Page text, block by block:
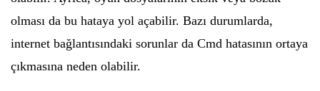
olması da bu hataya yol açabilir. Bazı durumlarda,
internet bağlantısındaki sorunlar da Cmd hatasının ortaya
çıkmasına neden olabilir.